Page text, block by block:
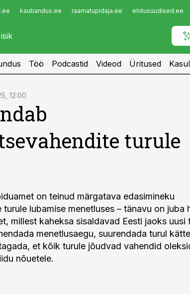
kaubandus.ee raamatupidaja.ee ehitusuudised.ee
Töö Podcastid Videod Üritused
12:00
turule
on teinud märgatava edasimineku
lubamise menetluses – tänavu on juba
millest kaheksa sisaldavad Eesti jaoks uusi
menetlusaegu, suurendada turul
et kõik turule jõudvad vahendid
nõuetele.